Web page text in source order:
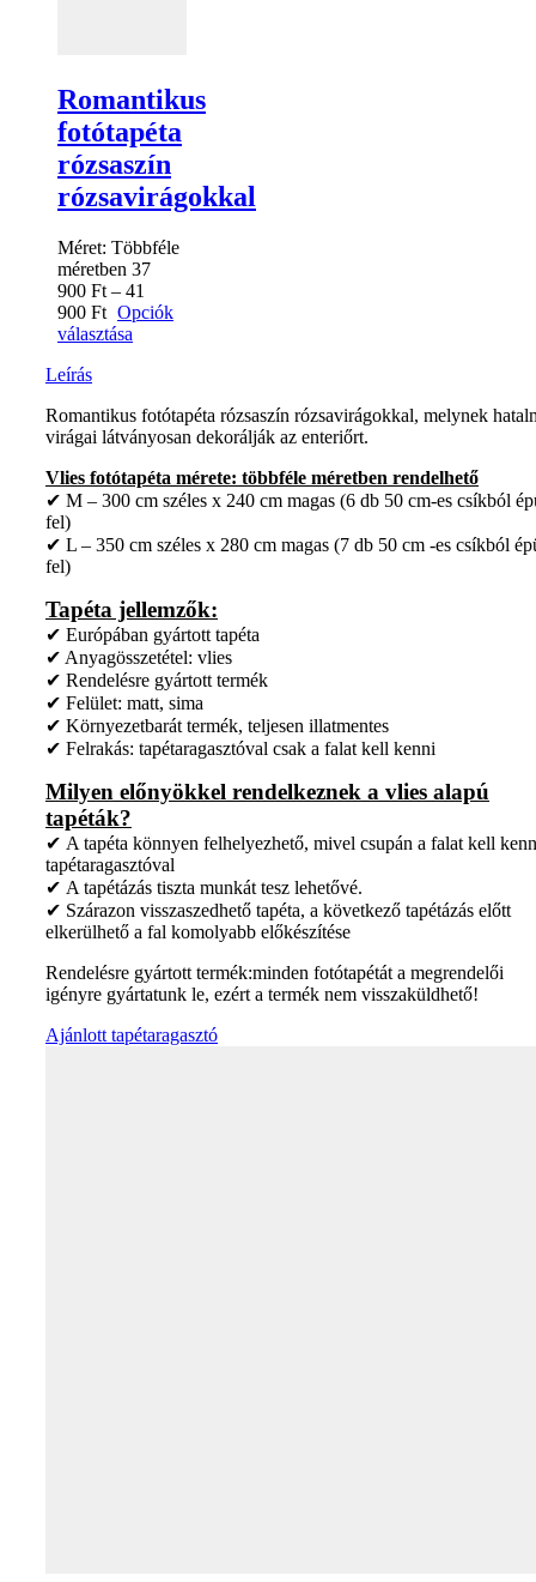
Romantikus
fotótapéta
rózsaszín
rózsavirágokkal
Méret: Többféle
méretben 37
900 Ft – 41
900 Ft Opciók
választása
Leírás
Romantikus fotótapéta rózsaszín rózsavirágokkal, melynek
virágai látványosan dekorálják az enteriőrt.
Vlies fotótapéta mérete: többféle méretben rendelhető
✔ M – 300 cm széles x 240 cm magas (6 db 50 cm-es csíkból
fel)
✔ L – 350 cm széles x 280 cm magas (7 db 50 cm -es csíkból
fel)
Tapéta jellemzők:
✔ Európában gyártott tapéta
✔ Anyagösszetétel: vlies
✔ Rendelésre gyártott termék
✔ Felület: matt, sima
✔ Környezetbarát termék, teljesen illatmentes
✔ Felrakás: tapétaragasztóval csak a falat kell kenni
Milyen előnyökkel rendelkeznek a vlies alapú
tapéták?
✔ A tapéta könnyen felhelyezhető, mivel csupán a falat kell
tapétaragasztóval
✔ A tapétázás tiszta munkát tesz lehetővé.
✔ Szárazon visszaszedhető tapéta, a következő tapétázás előtt
elkerülhető a fal komolyabb előkészítése
Rendelésre gyártott termék:minden fotótapétát a megrendelői
igényre gyártatunk le, ezért a termék nem visszaküldhető!
Ajánlott tapétaragasztó